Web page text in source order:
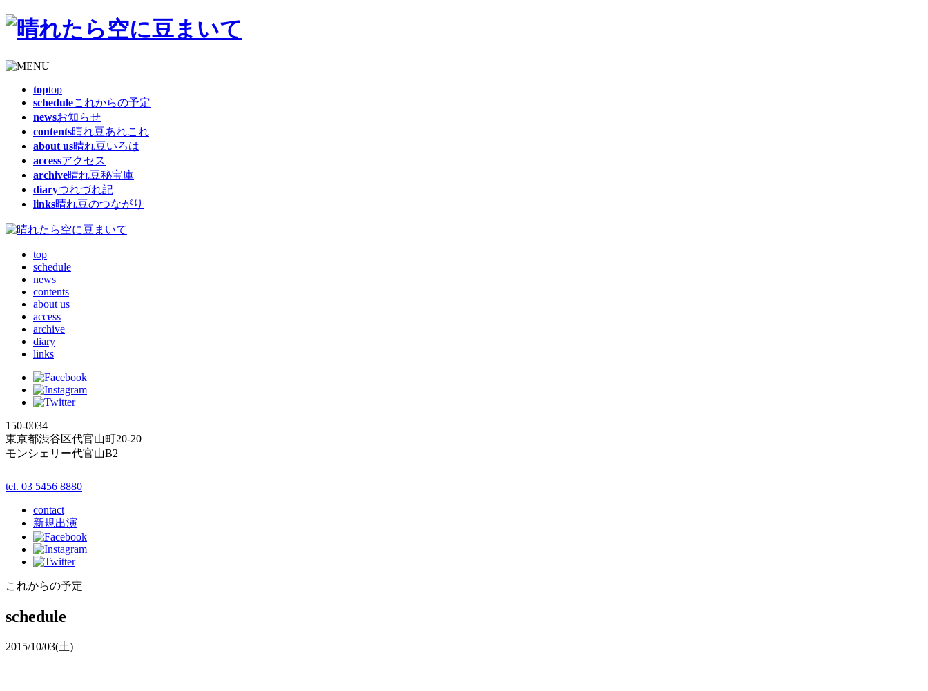
toptop
scheduleこれからの予定
newsお知らせ
contents晴れ豆あれこれ
about us晴れ豆いろは
accessアクセス
archive晴れ豆秘宝庫
diaryつれづれ記
links晴れ豆のつながり
top
schedule
news
contents
about us
access
archive
diary
links
150-0034
東京都渋谷区代官山町20-20
モンシェリー代官山B2
tel. 03 5456 8880
contact
新規出演
これからの予定
schedule
2015/10/03(土)